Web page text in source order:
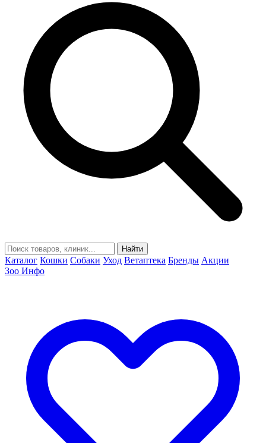
Найти
Каталог Кошки Собаки Уход Ветаптека Бренды Акции
Зоо Инфо